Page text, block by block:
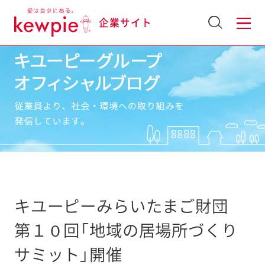
企業サイト
キユーピーみらいたまご財団
第１０回「地域の居場所づくり
サミット」開催